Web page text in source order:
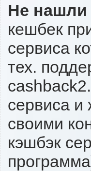
Не нашли
кешбек
сервиса
тех.
сервиса и
своими
кэшбэк